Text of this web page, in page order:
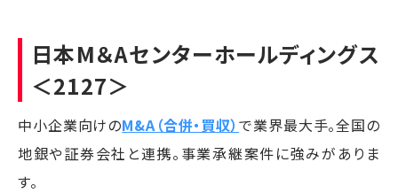
日本M＆Aセンターホールディングス
＜2127＞
中小企業向けのM&A（合併・買収）で業界最大手。全国の
地銀や証券会社と連携。事業承継案件に強みがありま
す。